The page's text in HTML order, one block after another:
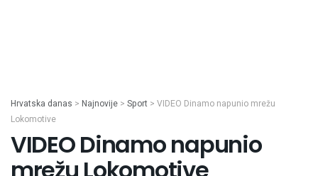
Hrvatska danas > Najnovije > Sport > VIDEO Dinamo napunio mrežu
Lokomotive
VIDEO Dinamo napunio